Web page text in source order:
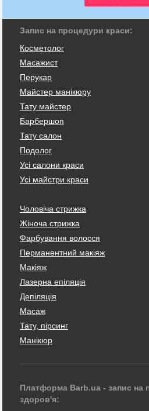
Запис на процедури краси:
Косметолог
Масажист
Перукар
Майстер манікюру
Тату майстер
Барбершоп
Тату салон
Подолог
Усі салони краси
Усі майстри краси
Чоловіча стрижка
Жіноча стрижка
Фарбування волосся
Перманентний макіяж
Макіяж
Лазерна епіляція
Депіляція
Масаж
Тату, пірсинг
Манікюр
Платформа Barb.ua - запис на
здоров'я: